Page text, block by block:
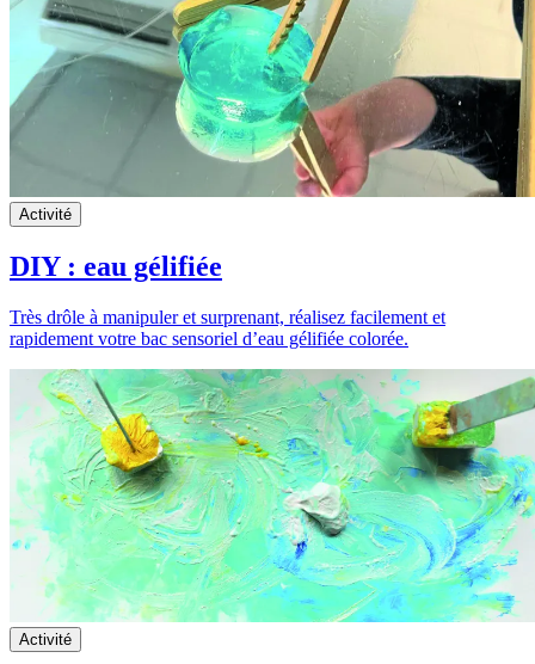
Activité
DIY : eau gélifiée
Très drôle à manipuler et surprenant, réalisez facilement et
rapidement votre bac sensoriel d’eau gélifiée colorée.
Activité